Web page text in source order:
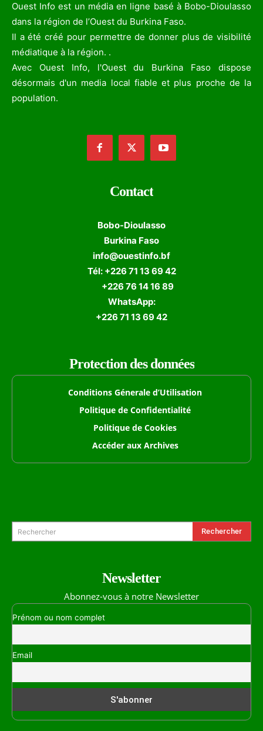
Ouest Info est un média en ligne basé à Bobo-Dioulasso
dans la région de l’Ouest du Burkina Faso.
Il a été créé pour permettre de donner plus de visibilité
médiatique à la région. .
Avec Ouest Info, l'Ouest du Burkina Faso dispose
désormais d'un media local fiable et plus proche de la
population.
Contact
Bobo-Dioulasso
Burkina Faso
info@ouestinfo.bf
Tél: +226 71 13 69 42
+226 76 14 16 89
WhatsApp:
+226 71 13 69 42
Protection des données
Conditions Génerale d’Utilisation
Politique de Confidentialité
Politique de Cookies
Accéder aux Archives
Rechercher Rechercher
Newsletter
Abonnez-vous à notre Newsletter
Prénom ou nom complet
Email